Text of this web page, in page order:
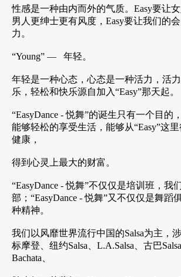
性感是一种由内而外的气质。Easy要让
男人更绅士更有风度，Easy要让我们的
力。
“Young” ― 年轻。
年轻是一种心态，心态是一种活力，活
乐，轻松和快乐源自加入“Easy”那天起。
“EasyDance - 悦舞”的诞生只有一个目的
能够轻松的享受生活，能够从“Easy”这
健康，
得到心灵上最大的财富。
“EasyDance - 悦舞”不仅仅是培训班，我
部；“EasyDance - 悦舞”又不仅仅是舞蹈
种精神。
我们以风靡世界流行中国的Salsa为主，
标摩登、纽约Salsa、L.A.Salsa、古巴Salsa
Bachata、